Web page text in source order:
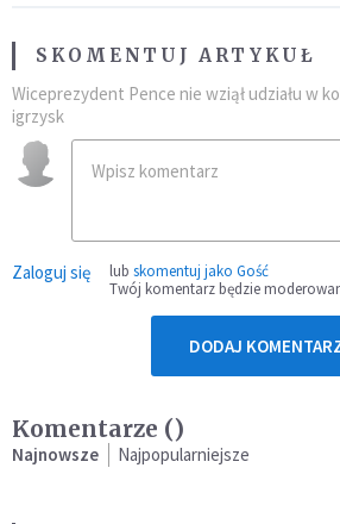
SKOMENTUJ ARTYKUŁ
Wiceprezydent Pence nie wziął udziału w
igrzysk
Zaloguj się lub skomentuj jako Gość
Twój komentarz będzie
DODAJ
Komentarze ()
Najnowsze Najpopularniejsze